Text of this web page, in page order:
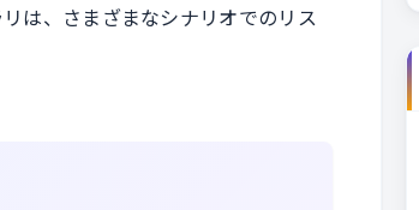
は、さまざまなシナリオでのリス